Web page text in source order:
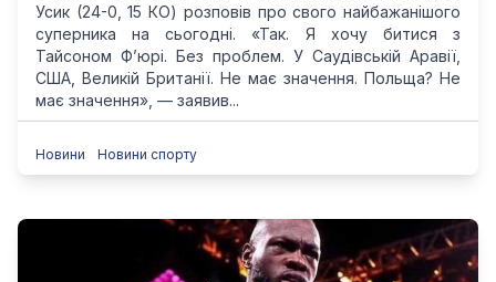
Усик (24-0, 15 КО) розповів про свого найбажанішого
суперника на сьогодні. «Так. Я хочу битися з
Тайсоном Ф’юрі. Без проблем. У Саудівській Аравії,
США, Великій Британії. Не має значення. Польща? Не
має значення», — заявив...
Новини Новини спорту